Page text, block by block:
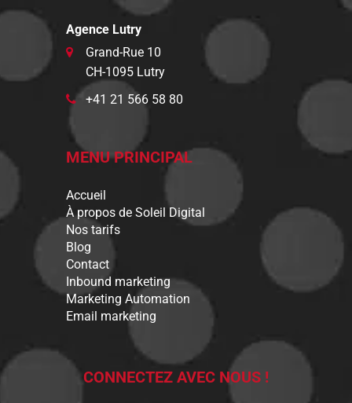
Agence Lutry
Grand-Rue 10
CH-1095 Lutry
+41 21 566 58 80
MENU PRINCIPAL
Accueil
À propos de Soleil Digital
Nos tarifs
Blog
Contact
Inbound marketing
Marketing Automation
Email marketing
CONNECTEZ AVEC NOUS !